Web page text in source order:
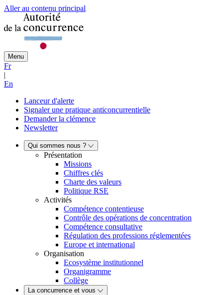
Aller au contenu principal
Menu
Fr
|
En
Lanceur d'alerte
Signaler une pratique anticoncurrentielle
Demander la clémence
Newsletter
Qui sommes nous ?
Présentation
Missions
Chiffres clés
Charte des valeurs
Politique RSE
Activités
Compétence contentieuse
Contrôle des opérations de concentration
Compétence consultative
Régulation des professions réglementées
Europe et international
Organisation
Ecosystème institutionnel
Organigramme
Collège
La concurrence et vous